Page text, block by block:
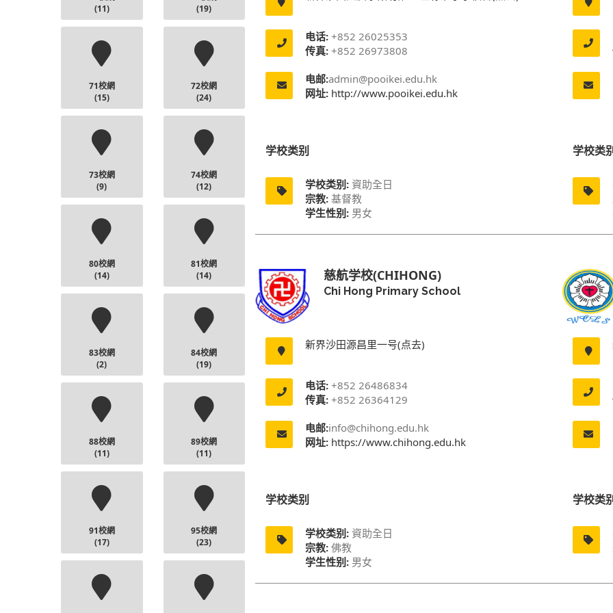
电话: +852 26025353
传真: +852 26973808
电邮:admin@pooikei.edu.hk
网址: http://www.pooikei.edu.hk
学校类别
学校类别: 資助全日
宗教: 基督教
学生性别: 男女
学校类
慈航学校(CHIHONG)
Chi Hong Primary School
新界沙田源昌里一号(点去)
电话: +852 26486834
传真: +852 26364129
电邮:info@chihong.edu.hk
网址: https://www.chihong.edu.hk
学校类别
学校类别: 資助全日
宗教: 佛教
学生性别: 男女
学校类
(11)
(19)
71校網
(15)
72校網
(24)
73校網
(9)
74校網
(12)
80校網
(14)
81校網
(14)
83校網
(2)
84校網
(19)
88校網
(11)
89校網
(11)
91校網
(17)
95校網
(23)